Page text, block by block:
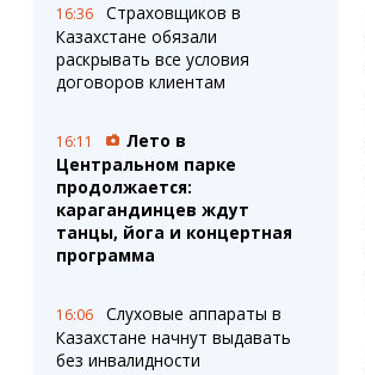
16:36
Страховщиков в
Казахстане обязали
раскрывать все условия
договоров клиентам
16:11
Лето в
Центральном парке
продолжается:
карагандинцев ждут
танцы, йога и концертная
программа
16:06
Слуховые аппараты в
Казахстане начнут выдавать
без инвалидности